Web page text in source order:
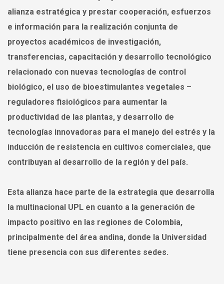
alianza estratégica y prestar cooperación, esfuerzos
e información para la realización conjunta de
proyectos académicos de investigación,
transferencias, capacitación y desarrollo tecnológico
relacionado con nuevas tecnologías de control
biológico, el uso de bioestimulantes vegetales –
reguladores fisiológicos para aumentar la
productividad de las plantas, y desarrollo de
tecnologías innovadoras para el manejo del estrés y la
inducción de resistencia en cultivos comerciales, que
contribuyan al desarrollo de la región y del país.
Esta alianza hace parte de la estrategia que desarrolla
la multinacional UPL en cuanto a la generación de
impacto positivo en las regiones de Colombia,
principalmente del área andina, donde la Universidad
tiene presencia con sus diferentes sedes.